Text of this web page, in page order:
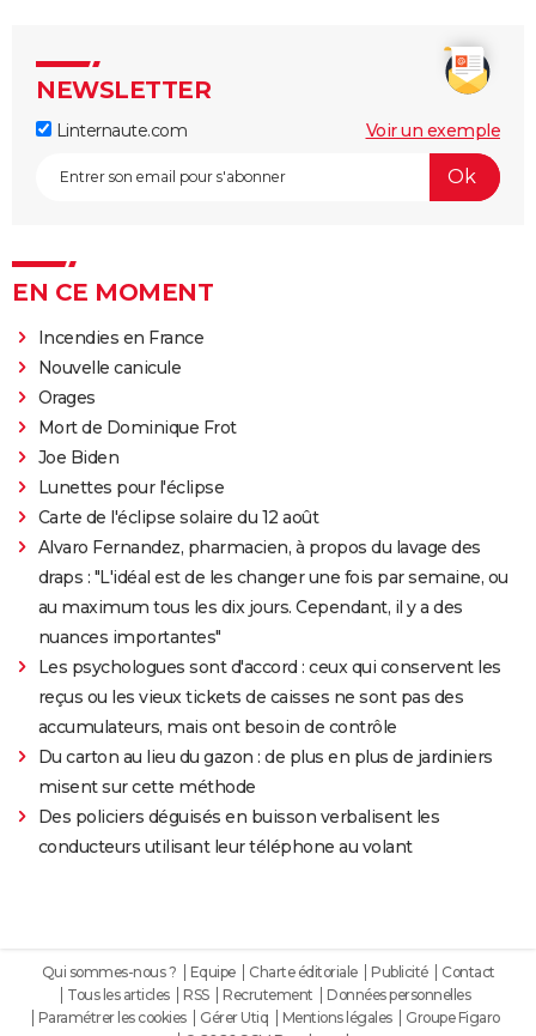
NEWSLETTER
Linternaute.com Voir un exemple
EN CE MOMENT
Incendies en France
Nouvelle canicule
Orages
Mort de Dominique Frot
Joe Biden
Lunettes pour l'éclipse
Carte de l'éclipse solaire du 12 août
Alvaro Fernandez, pharmacien, à propos du lavage des
draps : "L'idéal est de les changer une fois par semaine, ou
au maximum tous les dix jours. Cependant, il y a des
nuances importantes"
Les psychologues sont d'accord : ceux qui conservent les
reçus ou les vieux tickets de caisses ne sont pas des
accumulateurs, mais ont besoin de contrôle
Du carton au lieu du gazon : de plus en plus de jardiniers
misent sur cette méthode
Des policiers déguisés en buisson verbalisent les
conducteurs utilisant leur téléphone au volant
Qui sommes-nous ? Equipe Charte éditoriale Publicité
Contact
Tous les articles
RSS Recrutement
Données personnelles
Paramétrer les cookies
Gérer Utiq Mentions légales
Groupe Figaro